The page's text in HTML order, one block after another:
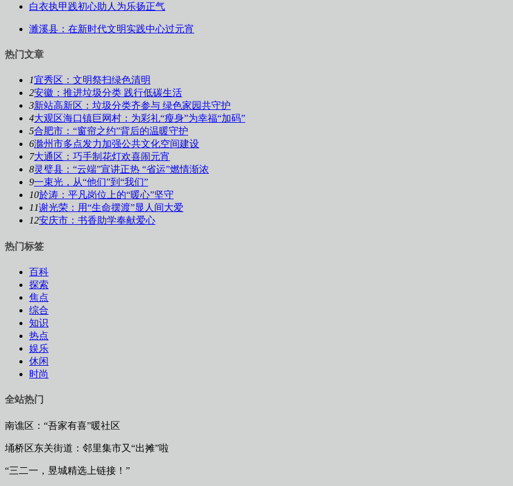
白衣执甲践初心助人为乐扬正气
濉溪县：在新时代文明实践中心过元宵
热门文章
1宜秀区：文明祭扫绿色清明
2安徽：推进垃圾分类 践行低碳生活
3新站高新区：垃圾分类齐参与 绿色家园共守护
4大观区海口镇巨网村：为彩礼“瘦身”为幸福“加码”
5合肥市：“窗帘之约”背后的温暖守护
6滁州市多点发力加强公共文化空间建设
7大通区：巧手制花灯欢喜闹元宵
8灵璧县：“云端”宣讲正热 “省运”燃情渐浓
9一束光，从“他们”到“我们”
10於涛：平凡岗位上的“暖心”坚守
11谢光荣：用“生命摆渡”显人间大爱
12安庆市：书香助学奉献爱心
热门标签
百科
探索
焦点
综合
知识
热点
娱乐
休闲
时尚
全站热门
南谯区：“吾家有喜”暖社区
埇桥区东关街道：邻里集市又“出摊”啦
“三二一，昱城精选上链接！”